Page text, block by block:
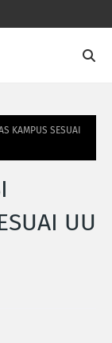
KAMPUS SESUAI
UU